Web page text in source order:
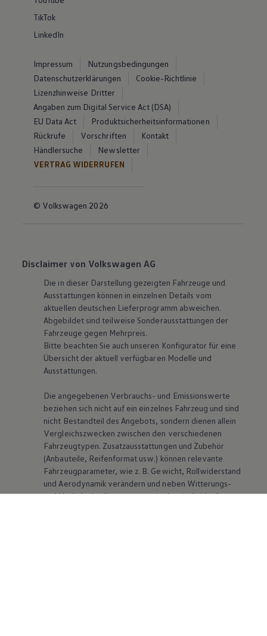
TikTok
LinkedIn
Impressum
Nutzungsbedingungen
Datenschutzerklärungen
Cookie-Richtlinie
Lizenzhinweise Dritter
Angaben zum Digital Service Act (DSA)
EU Data Act
Produktsicherheitsinformationen
Rückrufe
Vorschriften
Kontakt
Händlersuche
Newsletter
VERTRAG WIDERRUFEN
© Volkswagen 2026
Disclaimer von Volkswagen AG
Die in dieser Darstellung gezeigten Fahrzeuge und
Ausstattungen können in einzelnen Details vom
aktuellen deutschen Lieferprogramm abweichen.
Abgebildet sind teilweise Sonderausstattungen der
Fahrzeuge gegen Mehrpreis.
Bitte beachten Sie auch unseren Konfigurator für eine
Übersicht der aktuell verfügbaren Modelle und
Ausstattungen.
Die angegebenen Verbrauchs- und Emissionswerte
beziehen sich nicht auf ein einzelnes Fahrzeug und sind
nicht Bestandteil des Angebots, sondern dienen allein
Vergleichszwecken zwischen den verschiedenen
Fahrzeugtypen. Zusatzausstattungen und Zubehör
(Anbauteile, Reifenformat usw.) können relevante
Fahrzeugparameter, wie z. B. Gewicht, Rollwiderstand
und Aerodynamik verändern und neben Witterungs-
und Verkehrsbedingungen sowie dem individuellen